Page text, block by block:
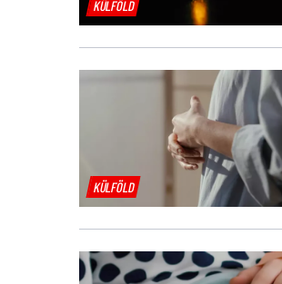
KÜLFÖLD
KÜLFÖLD